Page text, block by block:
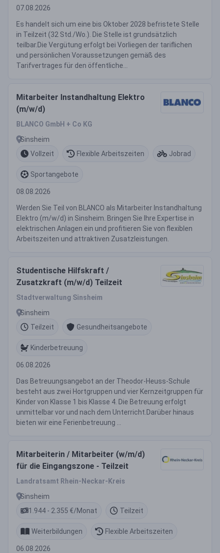
07.08.2026
Es handelt sich um eine bis Oktober 2028 befristete Stelle
in Teilzeit (32 Std./Wo.). Die Stelle ist grundsätzlich
teilbar.Die Vergütung erfolgt bei Vorliegen der tariflichen
und persönlichen Voraussetzungen gemäß des
Tarifvertrages für den öffentliche...
Mitarbeiter Instandhaltung Elektro
(m/w/d)
BLANCO GmbH + Co KG
Sinsheim
Vollzeit
Flexible Arbeitszeiten Jobrad
Sportangebote
08.08.2026
Werden Sie Teil von BLANCO als Mitarbeiter Instandhaltung
Elektro (m/w/d) in Sinsheim. Bringen Sie Ihre Expertise in
elektrischen Anlagen ein und profitieren Sie von flexiblen
Arbeitszeiten und attraktiven Zusatzleistungen.
Studentische Hilfskraft /
Zusatzkraft (m/w/d) Teilzeit
Stadtverwaltung Sinsheim
Sinsheim
Teilzeit
Gesundheitsangebote
Kinderbetreuung
06.08.2026
Das Betreuungsangebot an der Theodor-Heuss-Schule
besteht aus zwei Hortgruppen und vier Kernzeitgruppen für
Kinder von Klasse 1 bis Klasse 4. Die Betreuung erfolgt
unmittelbar vor und nach dem Unterricht.Darüber hinaus
bieten wir eine Ferienbetreuung ...
Mitarbeiterin / Mitarbeiter (w/m/d)
für die Eingangszone - Teilzeit
Landratsamt Rhein-Neckar-Kreis
Sinsheim
1.944 - 2.355 €/Monat
Teilzeit
Weiterbildungen Flexible Arbeitszeiten
06.08.2026